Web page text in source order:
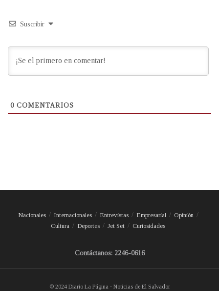
Suscribir
0 COMENTARIOS
Nacionales Internacionales Entrevistas Empresarial
Opinión
Cultura
Deportes Jet Set Curiosidades
Contáctanos: 2246-0616
© 2024 Diario La Página - Noticias de El Salvador